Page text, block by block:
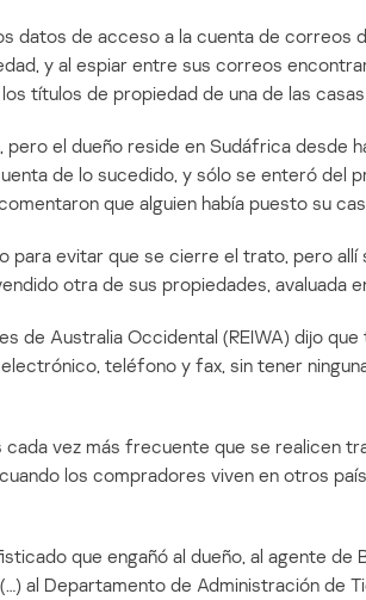
datos de acceso a la cuenta de correos
y al espiar entre sus correos
títulos de propiedad de una de las casas
el dueño reside en Sudáfrica desde
de lo sucedido, y sólo se enteró del
que alguien había puesto su
para evitar que se cierre el trato, pero
otra de sus propiedades, avaluada
de Australia Occidental (REIWA) dijo que
teléfono y fax, sin tener
vez más frecuente que se realicen
los compradores viven en otros
que engañó al dueño, al agente de
al Departamento de Administración de